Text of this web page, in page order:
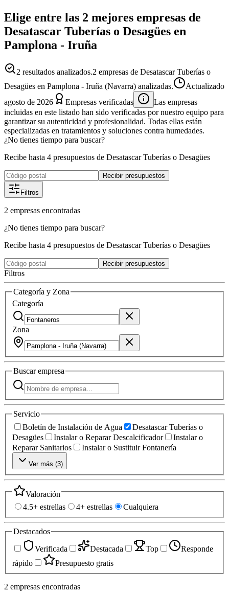
Elige entre las 2 mejores empresas de
Desatascar Tuberías o Desagües en
Pamplona - Iruña
2 resultados analizados.2 empresas de Desatascar Tuberías o
Desagües en Pamplona - Iruña (Navarra) analizadas.
Actualizado
agosto de 2026
Empresas verificadas
Las empresas
incluidas en este listado han sido verificadas por nuestro equipo para
garantizar su autenticidad y profesionalidad. Todas ellas están
especializadas en tratamientos y soluciones contra humedades.
¿No tienes tiempo para buscar?
Recibe hasta 4 presupuestos de Desatascar Tuberías o Desagües
Recibir presupuestos
Filtros
2 empresas encontradas
¿No tienes tiempo para buscar?
Recibe hasta 4 presupuestos de Desatascar Tuberías o Desagües
Recibir presupuestos
Filtros
Categoría y Zona
Categoría
Zona
Buscarempresa
Servicio
Boletín de Instalación de Agua
Desatascar Tuberías o
Desagües
Instalar o Reparar Descalcificador
Instalar o
Reparar Sanitarios
Instalar o Sustituir Fontanería
Ver más (3)
Valoración
4.5+ estrellas
4+ estrellas Cualquiera
Destacados
Verificada
Destacada Top
Responde
rápido
Presupuesto gratis
2 empresas encontradas